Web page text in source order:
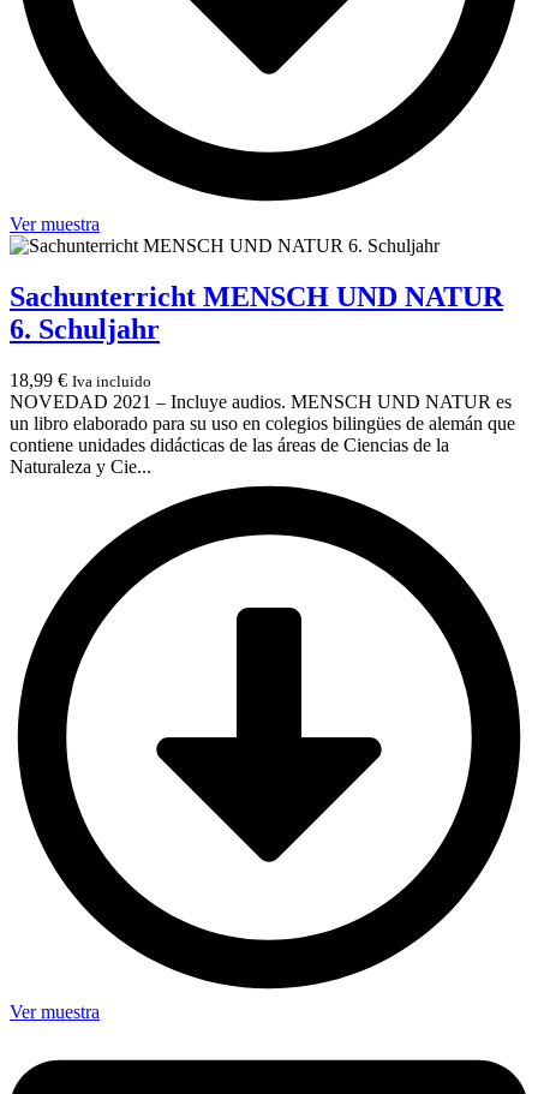
Ver muestra
Sachunterricht MENSCH UND NATUR
6. Schuljahr
18,99 € Iva incluido
NOVEDAD 2021 – Incluye audios. MENSCH UND NATUR es
un libro elaborado para su uso en colegios bilingües de alemán que
contiene unidades didácticas de las áreas de Ciencias de la
Naturaleza y Cie...
Ver muestra